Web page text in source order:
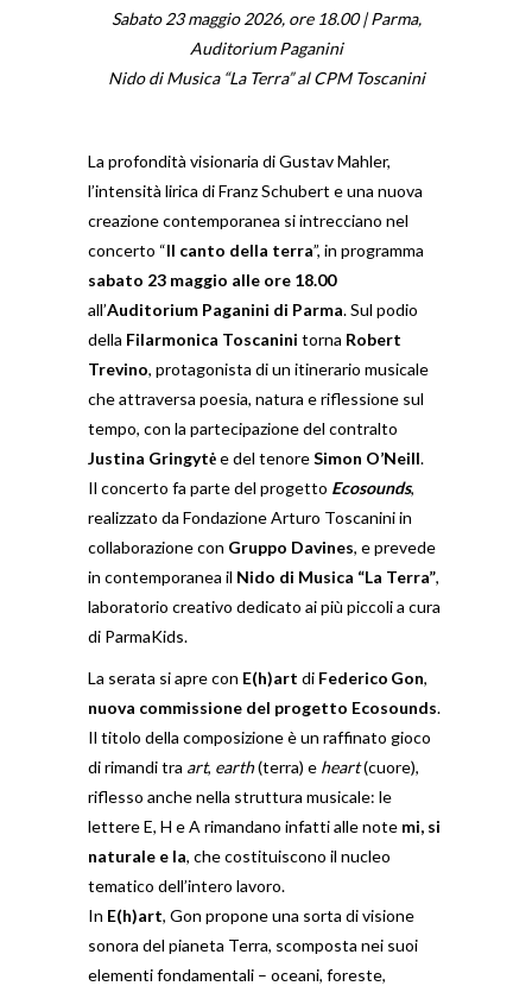
Sabato 23 maggio 2026, ore 18.00 | Parma,
Auditorium Paganini
Nido di Musica “La Terra” al CPM Toscanini
La profondità visionaria di Gustav Mahler,
l’intensità lirica di Franz Schubert e una nuova
creazione contemporanea si intrecciano nel
concerto “Il canto della terra”, in programma
sabato 23 maggio alle ore 18.00
all’Auditorium Paganini di Parma. Sul podio
della Filarmonica Toscanini torna Robert
Trevino, protagonista di un itinerario musicale
che attraversa poesia, natura e riflessione sul
tempo, con la partecipazione del contralto
Justina Gringytėe del tenoreSimon O’Neill.
Il concerto fa parte del progetto Ecosounds,
realizzato da Fondazione Arturo Toscanini in
collaborazione con Gruppo Davines, e prevede
in contemporanea il Nido di Musica “La Terra”,
laboratorio creativo dedicato ai più piccoli a cura
di ParmaKids.
La serata si apre con E(h)art di Federico Gon,
nuova commissione del progetto Ecosounds.
Il titolo della composizione è un raffinato gioco
di rimandi tra art, earth(terra) e heart(cuore),
riflesso anche nella struttura musicale: le
lettere E, H e A rimandano infatti alle note mi, si
naturale e la, che costituiscono il nucleo
tematico dell’intero lavoro.
In E(h)art, Gon propone una sorta di visione
sonora del pianeta Terra, scomposta nei suoi
elementi fondamentali – oceani, foreste,